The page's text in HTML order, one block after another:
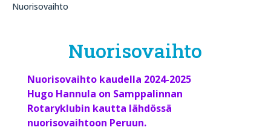
Nuorisovaihto
Nuorisovaihto
Nuorisovaihto kaudella 2024-2025
Hugo Hannula on Samppalinnan
Rotaryklubin kautta lähdössä
nuorisovaihtoon Peruun.